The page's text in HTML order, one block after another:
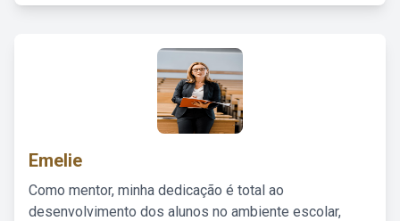
Emelie
Como mentor, minha dedicação é total ao
desenvolvimento dos alunos no ambiente escolar,